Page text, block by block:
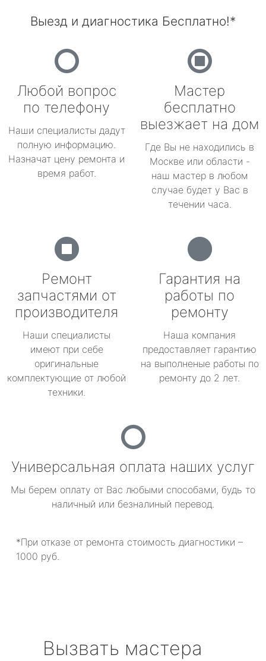
Выезд и диагностика Бесплатно!*
Любой вопрос
по телефону
Наши специалисты дадут
полную информацию.
Назначат цену ремонта и
время работ.
Мастер
бесплатно
выезжает на дом
Где Вы не находились в
Москве или области -
наш мастер в любом
случае будет у Вас в
течении часа.
Ремонт
запчастями от
производителя
Наши специалисты
имеют при себе
оригинальные
комплектующие от любой
техники.
Гарантия на
работы по
ремонту
Наша компания
предоставляет гарантию
на выполненые работы по
ремонту до 2 лет.
Универсальная оплата наших услуг
Мы берем оплату от Вас любыми способами, будь то
наличный или безналиный перевод.
*При отказе от ремонта стоимость диагностики –
1000 руб.
Вызвать мастера